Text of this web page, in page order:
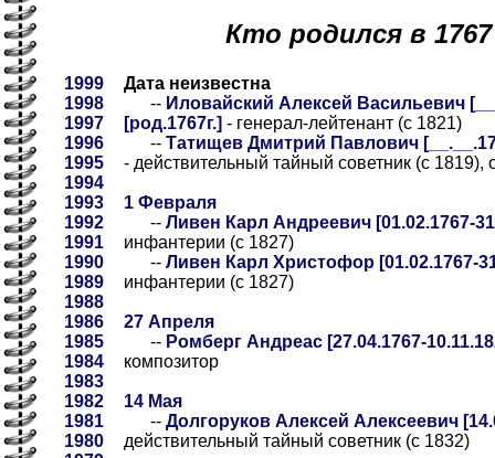
Кто родился в 1767
1999
1998
1997
1996
1995
1994
1993
1992
1991
1990
1989
1988
1986
1985
1984
1983
1982
1981
1980
Дата неизвестна
-- Иловайский Алексей Васильевич
[род.1767г.] - генерал-лейтенант (с 1821)
-- Татищев Дмитрий Павлович
- действительный тайный советник (с 1819),
1 Февраля
-- Ливен Карл Андреевич [01.02.1767-
инфантерии (с 1827)
-- Ливен Карл Христофор [01.02.1767-
инфантерии (с 1827)
27 Апреля
-- Ромберг Андреас [27.04.1767-
композитор
14 Мая
-- Долгоруков Алексей Алексеевич
действительный тайный советник (с 1832)